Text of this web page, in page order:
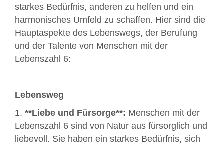
starkes Bedürfnis, anderen zu helfen und ein
harmonisches Umfeld zu schaffen. Hier sind die
Hauptaspekte des Lebenswegs, der Berufung
und der Talente von Menschen mit der
Lebenszahl 6:
Lebensweg
1. **Liebe und Fürsorge**: Menschen mit der
Lebenszahl 6 sind von Natur aus fürsorglich und
liebevoll. Sie haben ein starkes Bedürfnis, sich